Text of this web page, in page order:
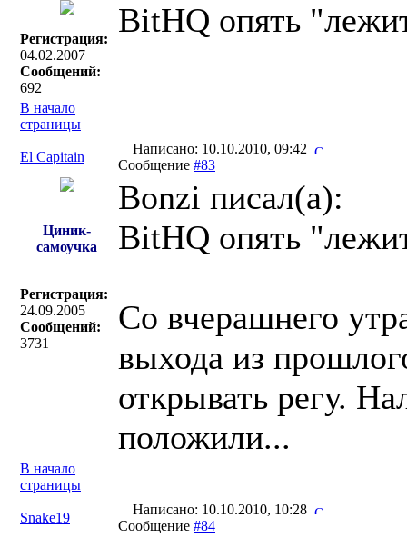
Регистрация:
04.02.2007
Сообщений:
692
BitHQ опять
В начало
страницы
El Capitain
Написано: 10.10.2010, 09:42
Сообщение #83
Циник-
самоучка
Регистрация:
24.09.2005
Сообщений:
3731
Bonzi писал(a):
BitHQ опять
Cо вчерашнего
выхода из
открывать регу.
положили...
В начало
страницы
Snake19
Написано: 10.10.2010, 10:28
Сообщение #84